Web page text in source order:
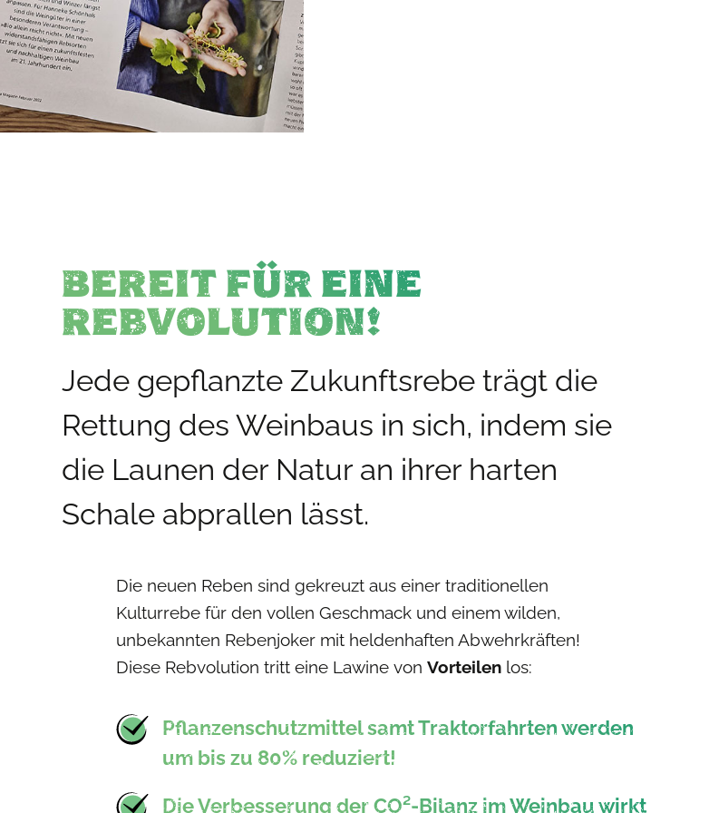
BEREIT FÜR EINE
REBVOLUTION!
Jede gepflanzte Zukunftsrebe trägt die
Rettung des Weinbaus in sich, indem sie
die Launen der Natur an ihrer harten
Schale abprallen lässt.
Die neuen Reben sind gekreuzt aus einer traditionellen
Kulturrebe für den vollen Geschmack und einem wilden,
unbekannten Rebenjoker mit heldenhaften Abwehrkräften!
Diese Rebvolution tritt eine Lawine vonVorteilen los:
Pflanzenschutzmittel samt Traktorfahrten werden
um bis zu 80% reduziert!
Die Verbesserung der CO²-Bilanz im Weinbau wirkt